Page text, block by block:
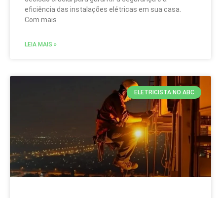
eficiência das instalações elétricas em sua casa.
Com mais
LEIA MAIS »
ELETRICISTA NO ABC